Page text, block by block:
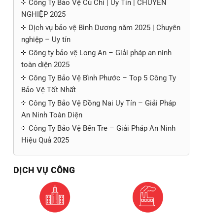
Công Ty Bảo Vệ Củ Chi | Uy Tín | CHUYÊN
NGHIỆP 2025
Dịch vụ bảo vệ Bình Dương năm 2025 | Chuyên
nghiệp – Uy tín
Công ty bảo vệ Long An – Giải pháp an ninh
toàn diện 2025
Công Ty Bảo Vệ Bình Phước – Top 5 Công Ty
Bảo Vệ Tốt Nhất
Công Ty Bảo Vệ Đồng Nai Uy Tín – Giải Pháp
An Ninh Toàn Diện
Công Ty Bảo Vệ Bến Tre – Giải Pháp An Ninh
Hiệu Quả 2025
DỊCH VỤ CÔNG